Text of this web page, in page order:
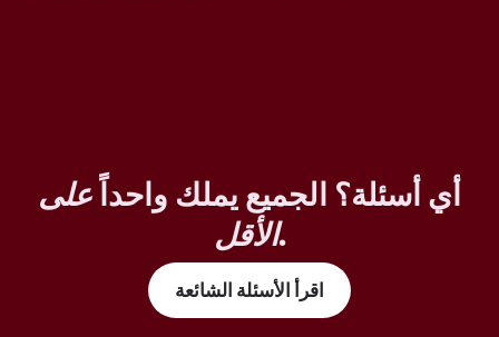
أي أسئلة؟ الجميع يملك واحداً على
الأقل.
اقرأ الأسئلة الشائعة